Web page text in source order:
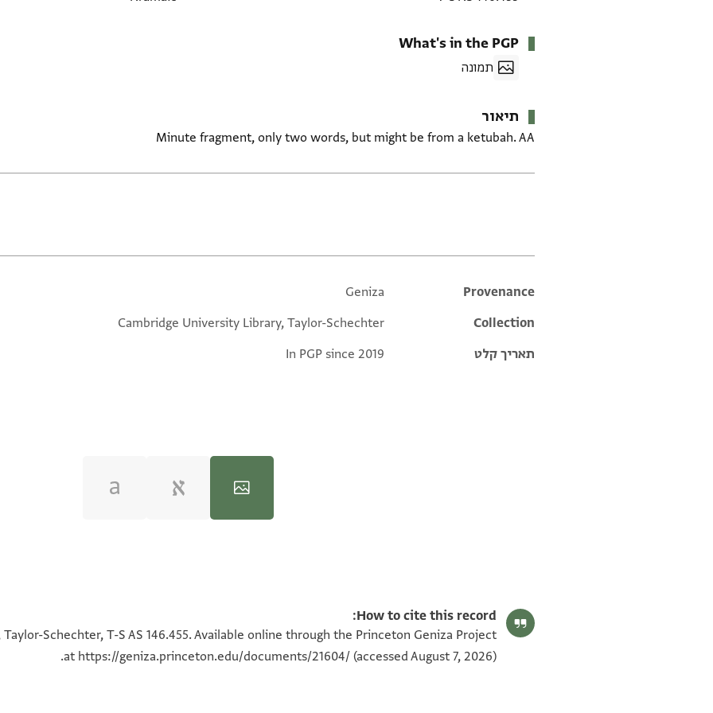
What's in the PGP
תמונה
תיאור
Minute fragment, only two words, but might be from a ketubah. AA
Additional metadata
Provenance
Geniza
Collection
Cambridge University Library, Taylor-Schechter
תאריך קלט
In PGP since 2019
How to cite this record:
Schechter, T-S AS 146.455. Available online through the Princeton Geniza Project
at https://geniza.princeton.edu/documents/21604/ (accessed August 7, 2026).